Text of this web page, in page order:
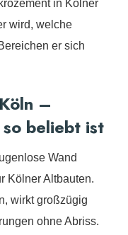
in Kölner
wird, welche
er sich
–
beliebt ist
Wand
Kölner Altbauten.
wirkt großzügig
ohne Abriss.